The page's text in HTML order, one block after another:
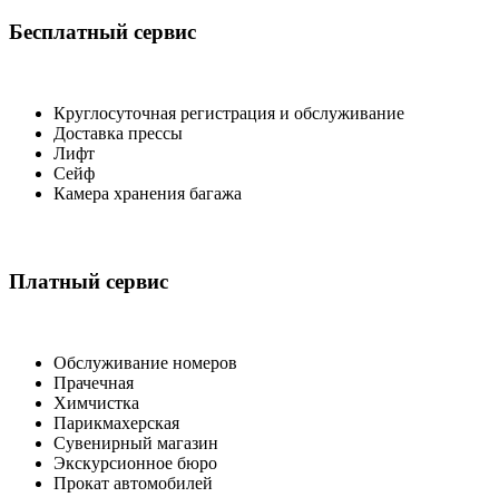
Бесплатный сервис
Круглосуточная регистрация и обслуживание
Доставка прессы
Лифт
Сейф
Камера хранения багажа
Платный сервис
Обслуживание номеров
Прачечная
Химчистка
Парикмахерская
Сувенирный магазин
Экскурсионное бюро
Прокат автомобилей